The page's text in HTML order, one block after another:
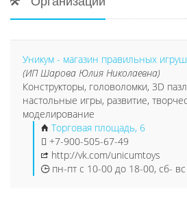
Уникум - магазин правильных
(ИП Шарова Юлия Николаевна)
Конструкторы, головоломки, 3D
настольные игры, развитие,
моделирование
Торговая площадь, 6
+7-900-505-67-49
http://vk.com/unicumtoys
пн-пт с 10-00 до 18-00, сб-